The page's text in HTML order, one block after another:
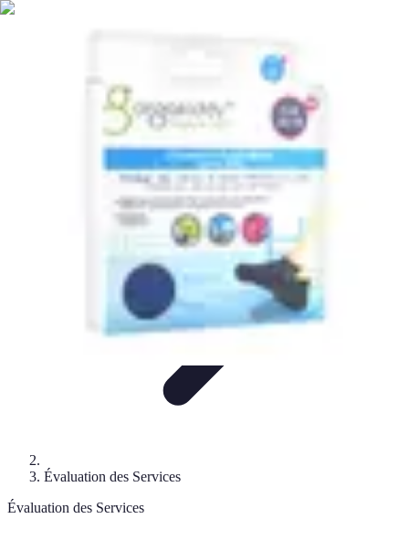
Services Sécurité
Services Sécurité
Évaluation des Services
Évaluation des Services